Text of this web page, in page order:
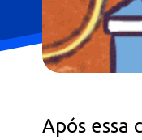
Após essa